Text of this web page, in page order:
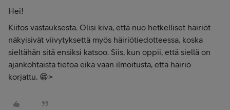
Hei!
Kiitos vastauksesta. Olisi kiva, että nuo hetkelliset häiriöt
näkyisivät viivytyksettä myös häiriötiedotteessa, koska
sieltähän sitä ensiksi katsoo. Siis, kun oppii, että siellä on
ajankohtaista tietoa eikä vaan ilmoitusta, että häiriö
korjattu. 😁>